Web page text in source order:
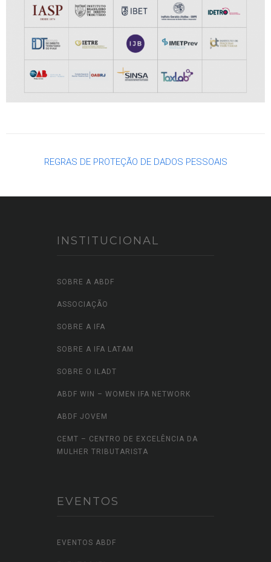
REGRAS DE PROTEÇÃO DE DADOS PESSOAIS
INSTITUCIONAL
SOBRE A ABDF
ASSOCIAÇÃO
SOBRE A IFA
SOBRE A IFA LATAM
SOBRE O ILADT
ABDF WIN – WOMEN IFA NETWORK
ABDF JOVEM
CEMT – CENTRO DE EXCELÊNCIA DA
MULHER TRIBUTARISTA
EVENTOS
EVENTOS ABDF